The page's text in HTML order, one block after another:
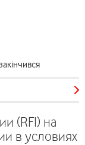
(RFI) на
в условиях